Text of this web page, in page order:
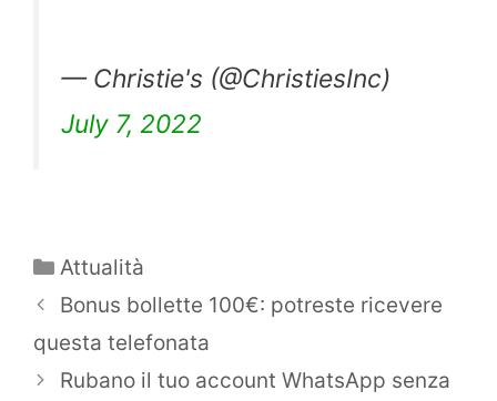
— Christie's (@ChristiesInc)
July 7, 2022
Categorie
Attualità
Bonus bollette 100€: potreste ricevere
questa telefonata
Rubano il tuo account WhatsApp senza